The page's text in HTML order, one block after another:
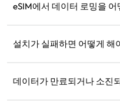
네트워크 강도는 지역 통신
eSIM에서 데이터 로밍을
'데이터 로밍'을 활성화하세
설치가 실패하면 어떻게 해
한 번만 설치할 수 있습니다
데이터가 만료되거나 소진